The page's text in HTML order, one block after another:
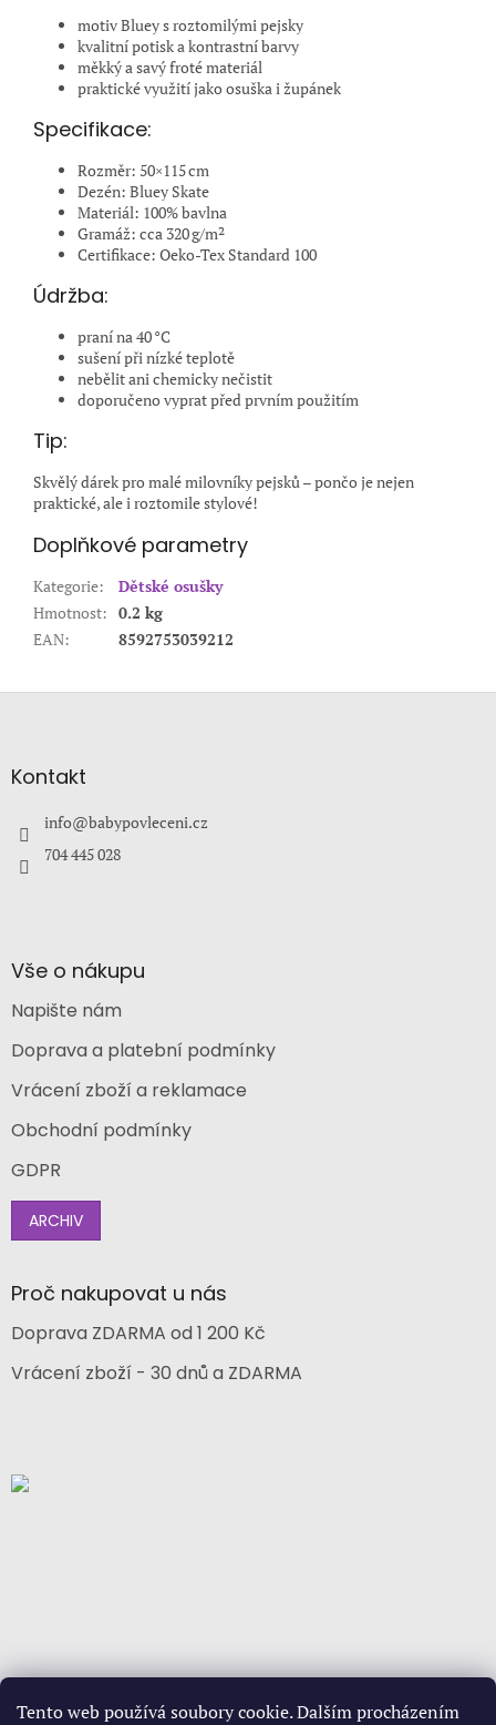
Tento web používá soubory cookie. Dalším procházením
motiv Bluey s roztomilými pejsky
kvalitní potisk a kontrastní barvy
měkký a savý froté materiál
praktické využití jako osuška i župánek
Specifikace:
Rozměr: 50×115 cm
Dezén: Bluey Skate
Materiál: 100% bavlna
Gramáž: cca 320 g/m²
Certifikace: Oeko-Tex Standard 100
Údržba:
praní na 40 °C
sušení při nízké teplotě
nebělit ani chemicky nečistit
doporučeno vyprat před prvním použitím
Tip:
Skvělý dárek pro malé milovníky pejsků – pončo je nejen
praktické, ale i roztomile stylové!
Doplňkové parametry
Kategorie:
Dětské osušky
Hmotnost: 0.2 kg
EAN: 8592753039212
aKontakt
info@babypovleceni.cz
704 445 028
Vše o nákupu
Napište nám
Doprava a platební podmínky
Vrácení zboží a reklamace
Obchodní podmínky
GDPR
ARCHIV
Proč nakupovat u nás
Doprava ZDARMA od 1 200 Kč
Vrácení zboží - 30 dnů a ZDARMA